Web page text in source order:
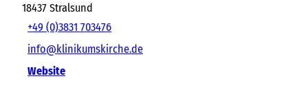
18437 Stralsund
+49 (0)3831 703476
info@klinikumskirche.de
Website